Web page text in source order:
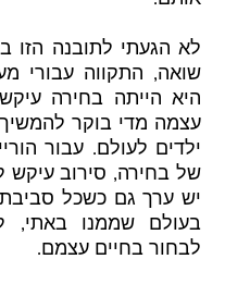
לא הגעתי לתובנה הזו
שואה, התקווה עבורי
היא הייתה בחירה
עצמה מדי בוקר
ילדים לעולם. עבור
של בחירה, סירוב עיקש
יש ערך גם כשכל
בעולם שממנו באתי,
לבחור בחיים עצמם.